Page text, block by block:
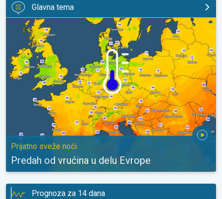
Glavna tema
Predah od vrućina u delu Evrope. Prijatno sveže noći. . .
Prijatno sveže noći
Predah od vrućina u delu Evrope
Prognoza za 14 dana